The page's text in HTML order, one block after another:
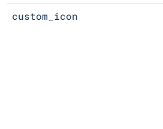
custom_icon